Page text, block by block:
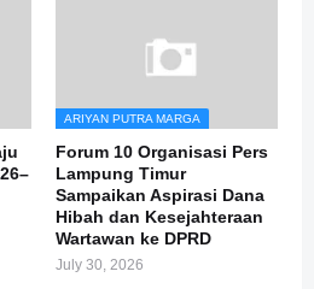
ARIYAN PUTRA MARGA
Forum 10 Organisasi Pers
Lampung Timur
Sampaikan Aspirasi Dana
Hibah dan Kesejahteraan
Wartawan ke DPRD
July 30, 2026